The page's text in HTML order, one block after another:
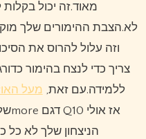
מאוד.זה יכול
לא.הצבת ההימורים שלך
וזה עלול להרוס את
צריך כדי לנצח בהימור
ללמידה.עם זאת, מעל
הניצחון שלך לא כל